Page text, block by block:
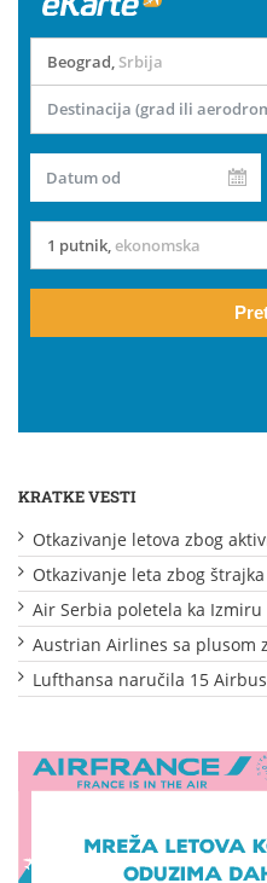
Beograd, Srbija
Destinacija (grad ili
Datum od
1 putnik,ekonomska
KRATKE VESTI
Otkazivanje letova zbog
Otkazivanje leta zbog
Air Serbia poletela ka Izmiru
Austrian Airlines sa plusom
Lufthansa naručila 15